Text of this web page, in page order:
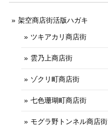
架空商店街活版ハガキ
ツキアカリ商店街
雲乃上商店街
ゾクリ町商店街
七色珊瑚町商店街
モグラ野トンネル商店街